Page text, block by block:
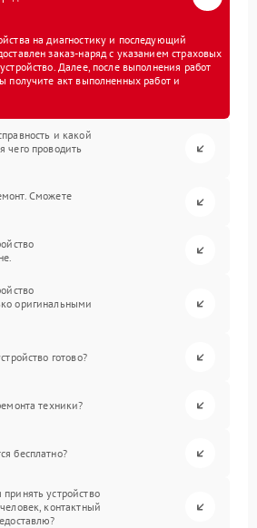
на диагностику и последующий
заказ-наряд с указанием страховых
Далее, после выполнения работ
получите акт выполненных работ и
и какой
чего проводить
Сможете
оригинальными
готово?
техники?
бесплатно?
устройство
контактный